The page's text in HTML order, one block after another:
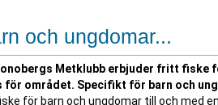
och ungdomar...
Metklubb erbjuder fritt fiske
för området. Specifikt för barn och
för barn och ungdomar till och med